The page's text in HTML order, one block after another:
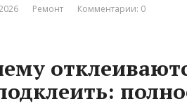
Ремонт Комментарии: 0